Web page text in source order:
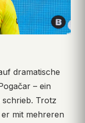
dramatische
– ein
schrieb. Trotz
mit mehreren